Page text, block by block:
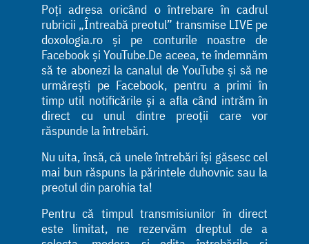
Poți adresa oricând o întrebare în cadrul
rubricii „Întreabă preotul” transmise LIVE pe
doxologia.ro și pe conturile noastre de
Facebook și YouTube.De aceea, te îndemnăm
să te abonezi la canalul de YouTube și să ne
urmărești pe Facebook, pentru a primi în
timp util notificările și a afla când intrăm în
direct cu unul dintre preoții care vor
răspunde la întrebări.
Nu uita, însă, că unele întrebări își găsesc cel
mai bun răspuns la părintele duhovnic sau la
preotul din parohia ta!
Pentru că timpul transmisiunilor în direct
este limitat, ne rezervăm dreptul de a